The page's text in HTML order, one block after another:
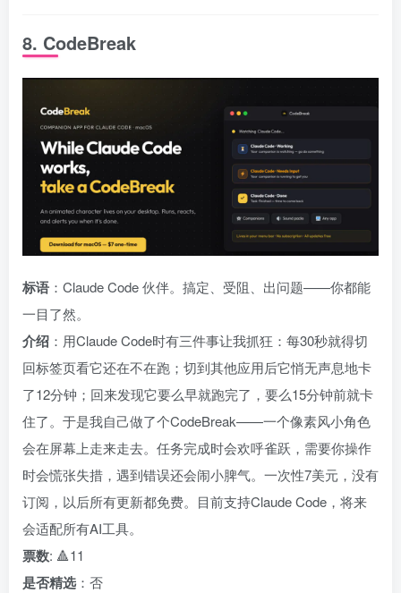
8. CodeBreak
标语 ：Claude Code 伙伴。搞定、受阻、出问题——你都能
一目了然。
介绍 ：用Claude Code时有三件事让我抓狂：每30秒就得切
回标签页看它还在不在跑；切到其他应用后它悄无声息地卡
了12分钟；回来发现它要么早就跑完了，要么15分钟前就卡
住了。于是我自己做了个CodeBreak——一个像素风小角色
会在屏幕上走来走去。任务完成时会欢呼雀跃，需要你操作
时会慌张失措，遇到错误还会闹小脾气。一次性7美元，没有
订阅，以后所有更新都免费。目前支持Claude Code，将来
会适配所有AI工具。
票数: 🔺11
是否精选 ：否